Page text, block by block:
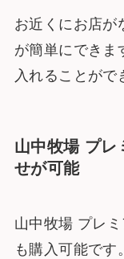
お近くにお店が
が簡単にできま
入れることがで
山中牧場 プレ
せが可能
山中牧場 プレ
も購入可能です。